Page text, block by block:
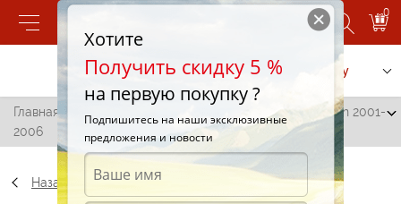
0
Позвонить Заказать услугу
Главная /
Дефлектор капота SSY02 Ssang Yong Rexton 2001-
2006
Назад
Хотите
Получить скидку 5 %
на первую покупку ?
Подпишитесь на наши эксклюзивные
предложения и новости